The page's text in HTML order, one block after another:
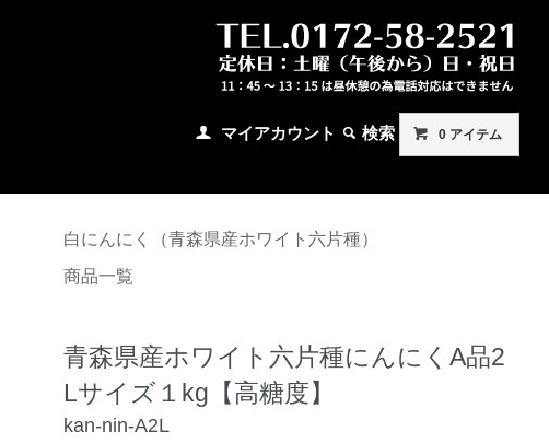
マイアカウント 検索 0 アイテム
白にんにく（青森県産ホワイト六片種）
商品一覧
青森県産ホワイト六片種にんにくA品2
Lサイズ１kg【高糖度】
kan-nin-A2L